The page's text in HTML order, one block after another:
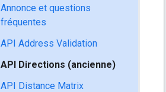
Annonce et questions
fréquentes
API Address Validation
API Directions (ancienne)
API Distance Matrix